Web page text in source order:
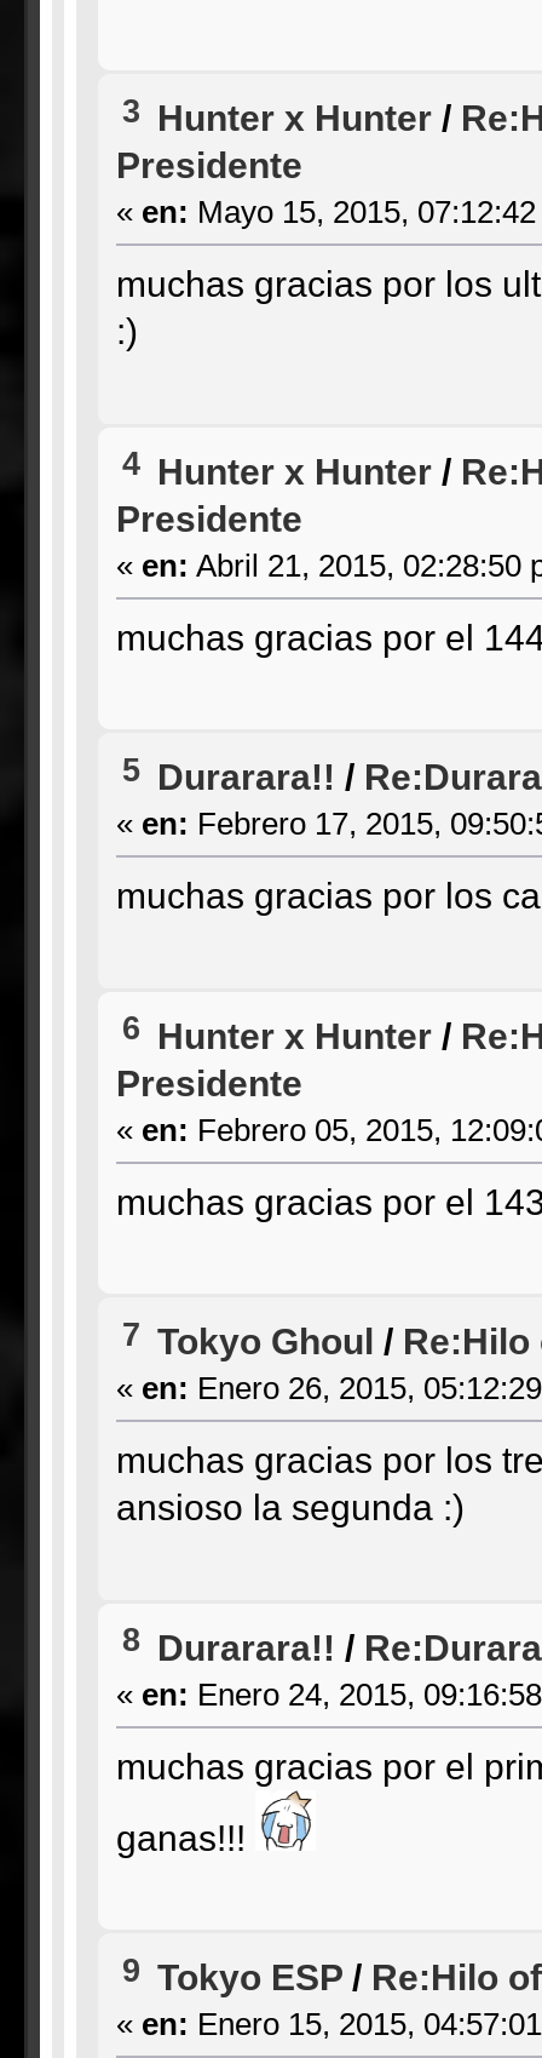
3 Hunter x Hunter/
Presidente
« en: Mayo 15, 2015,
muchas gracias por los
:)
4 Hunter x Hunter/
Presidente
« en: Abril 21, 2015, 02:28:50
muchas gracias por el
5 Durarara!! /
« en: Febrero 17, 2015,
muchas gracias por los
6 Hunter x Hunter/
Presidente
« en: Febrero 05, 2015,
muchas gracias por el
7 Tokyo Ghoul / Re:Hilo
« en: Enero 26, 2015,
muchas gracias por los
ansioso la segunda :)
8 Durarara!! /
« en: Enero 24, 2015,
muchas gracias por el
ganas!!!
9 Tokyo ESP/ Re:Hilo
« en: Enero 15, 2015,